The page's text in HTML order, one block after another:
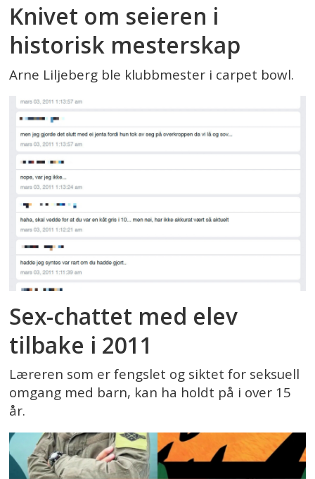
Knivet om seieren i
historisk mesterskap
Arne Liljeberg ble klubbmester i carpet bowl.
Sex-chattet med elev
tilbake i 2011
Læreren som er fengslet og siktet for seksuell
omgang med barn, kan ha holdt på i over 15
år.